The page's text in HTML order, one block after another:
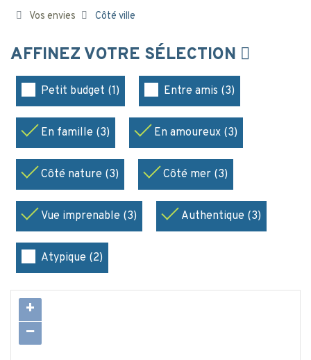
Vos envies Côté ville
AFFINEZ VOTRE SÉLECTION
Petit budget (1) Entre amis (3)
En famille (3) En amoureux (3)
Côté nature (3) Côté mer (3)
Vue imprenable (3) Authentique (3)
Atypique (2)
+
−